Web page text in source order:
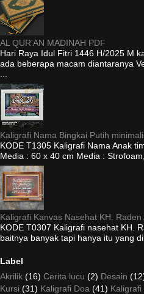
AL QUR'AN MADINAH PDF
Hari Raya Idul Fitri 1446 H/2025 M
ada beberapa macam diantaranya
Kaligrafi Nama Bingkai Putih
KODE T1305 Kaligrafi Nama Anak
Media : 60 x 40 cm Media :
Kaligrafi Kanvas Nasehat KH. Raden
KODE T0307 Kaligrafi nasehat KH.
baitnya banyak tapi hanya itu yang
Label
Akrilik (16) Cerita lucu (2) Desain
Kursi (31) Kaligrafi Doa (41) Kaligrafi